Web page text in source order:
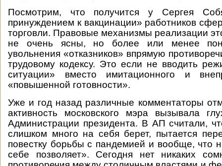
Посмотрим, что получится у Сергея
принуждением к вакцинации» работников
торговли. Правовые механизмы реализации
не очень ясны, но более или менее
увольнения «отказников» впрямую
трудовому кодексу. Это если не вводить
ситуации» вместо имитационного и
«повышенной готовности».
Уже и год назад различные комментаторы
активность московского мэра вызывала
Администрации президента. В АП считали,
слишком много на себя берет, пытается
повестку борьбы с пандемией и вообще, что
себе позволяет». Сегодня нет никаких